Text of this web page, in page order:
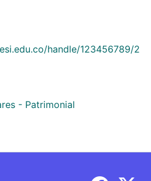
handle/123456789/2
- Patrimonial